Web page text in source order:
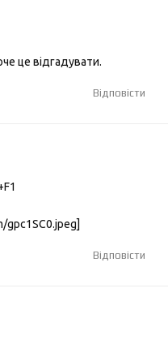
це відгадувати.
Відповісти
gpc1SC0.jpeg]
Відповісти